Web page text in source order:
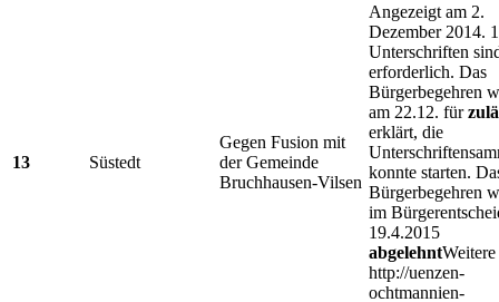
13 Süstedt
Gegen Fusion mit
der Gemeinde
Bruchhausen-Vilsen
Angezeigt am 2.
Dezember 2014.
Unterschriften
erforderlich. Das
Bürgerbegehren
am 22.12. für
erklärt, die
konnte starten.
Bürgerbegehren
im
19.4.2015
abgelehnt
http://uenzen-
ochtmannien-